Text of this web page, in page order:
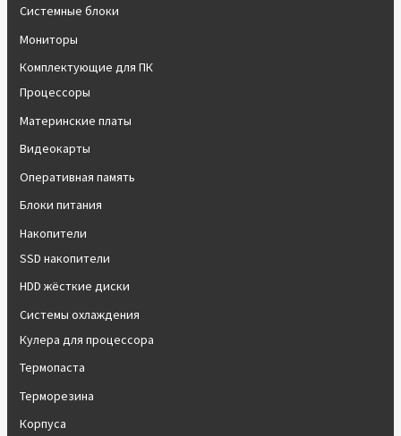
Системные блоки
Мониторы
Комплектующие для ПК
Процессоры
Материнские платы
Видеокарты
Оперативная память
Блоки питания
Накопители
SSD накопители
HDD жёсткие диски
Системы охлаждения
Кулера для процессора
Термопаста
Терморезина
Корпуса